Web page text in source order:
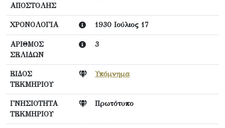
ΑΠΟΣΤΟΛΗΣ
ΧΡΟΝΟΛΟΓΙΑ 1930 Ιούλιος 17
ΑΡΙΘΜΟΣ
ΣΕΛΙΔΩΝ
3
ΕΙΔΟΣ
ΤΕΚΜΗΡΙΟΥ
Υπόμνημα
ΓΝΗΣΙΟΤΗΤΑ
ΤΕΚΜΗΡΙΟΥ
Πρωτότυπο